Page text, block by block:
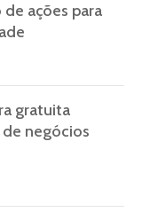
ações para
gratuita
negócios